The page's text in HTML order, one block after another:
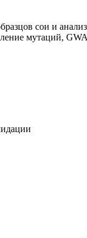
сои и
мутаций,